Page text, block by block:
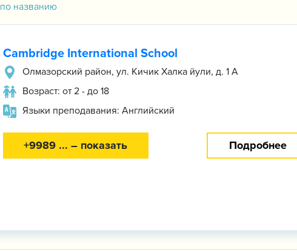
по названию
Cambridge International School
Олмазорский район, ул. Кичик Халка йули, д. 1 А
Возраст: от 2 - до 18
Языки преподавания: Английский
+9989 ... – показать Подробнее